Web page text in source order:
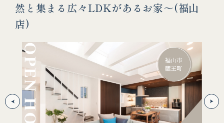
然と集まる広々LDKがあるお家～(福山
店)